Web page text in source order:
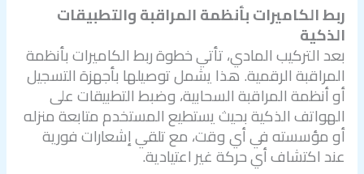
ربط الكاميرات بأنظمة المراقبة والتطبيقات
الذكية
بعد التركيب المادي، تأتي خطوة ربط الكاميرات بأنظمة
المراقبة الرقمية. هذا يشمل توصيلها بأجهزة التسجيل
أو أنظمة المراقبة السحابية، وضبط التطبيقات على
الهواتف الذكية بحيث يستطيع المستخدم متابعة منزله
أو مؤسسته في أي وقت، مع تلقي إشعارات فورية
عند اكتشاف أي حركة غير اعتيادية.